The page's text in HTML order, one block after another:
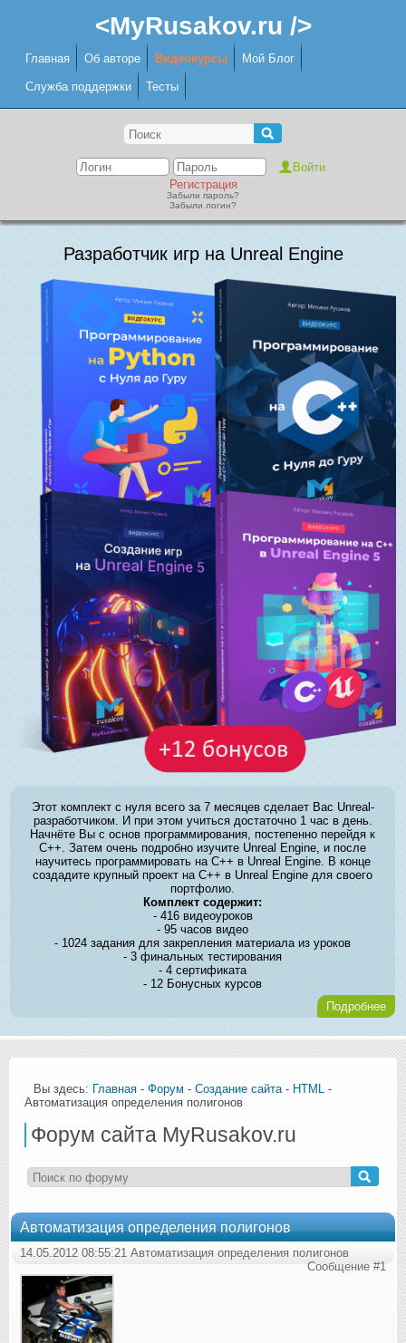
<MyRusakov.ru />
Главная Об авторе Видеокурсы Мой Блог
Служба поддержки Тесты
Регистрация
Забыли пароль?
Забыли логин?
Разработчик игр на Unreal Engine
Этот комплект с нуля всего за 7 месяцев сделает Вас Unreal-
разработчиком. И при этом учиться достаточно 1 час в день.
Начнёте Вы с основ программирования, постепенно перейдя к
C++. Затем очень подробно изучите Unreal Engine, и после
научитесь программировать на C++ в Unreal Engine. В конце
создадите крупный проект на C++ в Unreal Engine для своего
портфолио.
Комплект содержит:
- 416 видеоуроков
- 95 часов видео
- 1024 задания для закрепления материала из уроков
- 3 финальных тестирования
- 4 сертификата
- 12 Бонусных курсов
Подробнее
Вы здесь: Главная - Форум - Создание сайта - HTML -
Автоматизация определения полигонов
Форум сайта MyRusakov.ru
Автоматизация определения полигонов
14.05.2012 08:55:21 Автоматизация определения полигонов
Сообщение #1